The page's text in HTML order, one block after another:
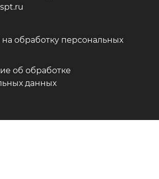
на обработку персональных
об обработке
данных